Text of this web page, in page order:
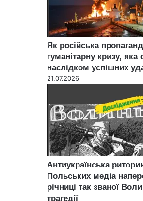
Як російська
гуманітарну кризу, яка
наслідком успішних
21.07.2026
Антиукраїнська
Польських медіа
річниці так званої
трагедії